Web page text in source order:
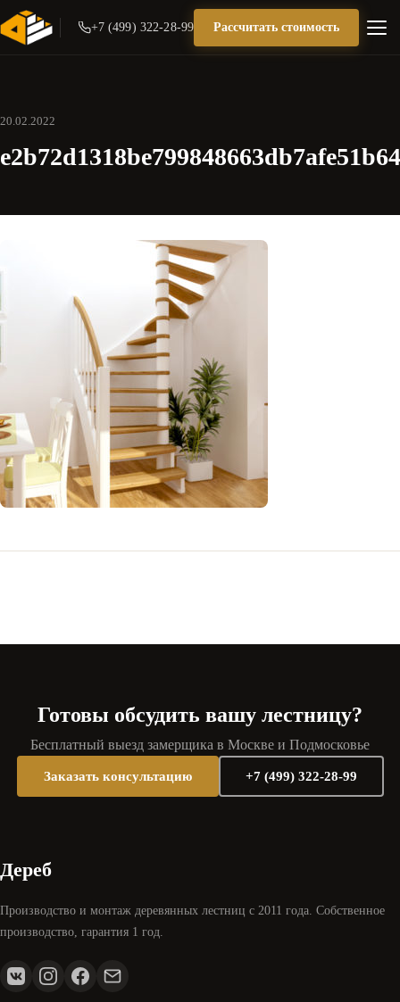
+7 (499) 322-28-99 Рассчитать стоимость
20.02.2022
e2b72d1318be799848663db7afe51b64
Готовы обсудить вашу лестницу?
Бесплатный выезд замерщика в Москве и Подмосковье
Заказать консультацию +7 (499) 322-28-99
Дереб
Производство и монтаж деревянных лестниц с 2011 года. Собственное
производство, гарантия 1 год.